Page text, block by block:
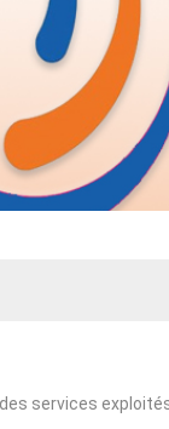
services